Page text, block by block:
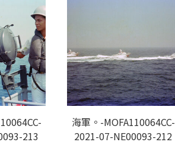
213
海軍。-MOFA110064CC-
2021-07-NE00093-212